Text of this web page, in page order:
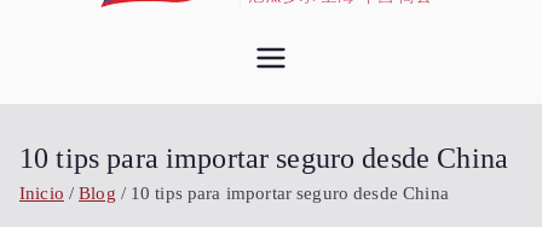
Comercio
Ecuador
Importa desde China - Compra en
10 tips para importar seguro desde China
Inicio Blog 10 tips para importar seguro desde China